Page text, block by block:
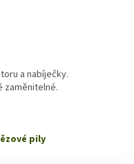
a nabíječky.
zaměnitelné.
pily